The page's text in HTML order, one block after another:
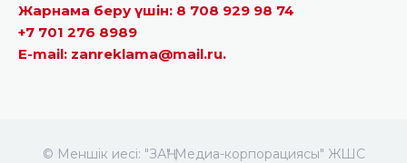
Жарнама беру үшін: 8 708 929 98 74
+7 701 276 8989
E-mail: zanreklama@mail.ru.
© Меншік иесі: "ЗАҢ" Медиа-корпорациясы" ЖШС